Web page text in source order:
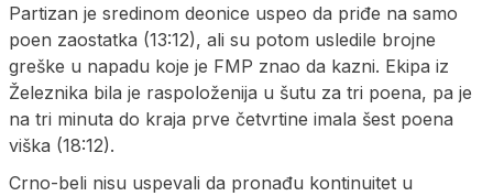
Partizan je sredinom deonice uspeo da priđe na samo
poen zaostatka (13:12), ali su potom usledile brojne
greške u napadu koje je FMP znao da kazni. Ekipa iz
Železnika bila je raspoloženija u šutu za tri poena, pa je
na tri minuta do kraja prve četvrtine imala šest poena
viška (18:12).
Crno-beli nisu uspevali da pronađu kontinuitet u